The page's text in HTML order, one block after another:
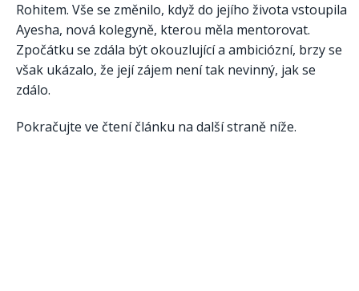
Rohitem. Vše se změnilo, když do jejího života vstoupila
Ayesha, nová kolegyně, kterou měla mentorovat.
Zpočátku se zdála být okouzlující a ambiciózní, brzy se
však ukázalo, že její zájem není tak nevinný, jak se
zdálo.
Pokračujte ve čtení článku na další straně níže.